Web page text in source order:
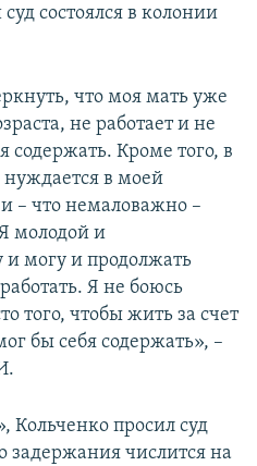
состоялся в колонии
что моя мать уже
не работает и не
Кроме того, в
нуждается в моей
– что немаловажно –
молодой и
и могу и продолжать
Я не боюсь
того, чтобы жить за счет
бы себя содержать», –
Кольченко просил суд
задержания числится на